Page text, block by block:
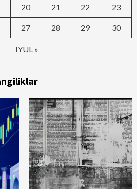
IYUL »
20 21 22 23
27 28 29 30